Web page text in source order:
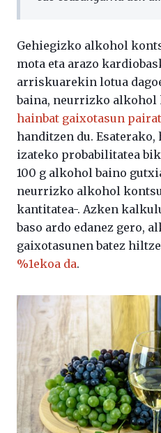
Gehiegizko alkohol
mota eta arazo
arriskuarekin lotua
baina, neurrizko alkohol
hainbat gaixotasun
handitzen du.
izateko probabilitatea
100 g alkohol baino
neurrizko alkohol
kantitatea-. Azken
baso ardo edanez gero,
gaixotasunen batez
%1ekoa da.